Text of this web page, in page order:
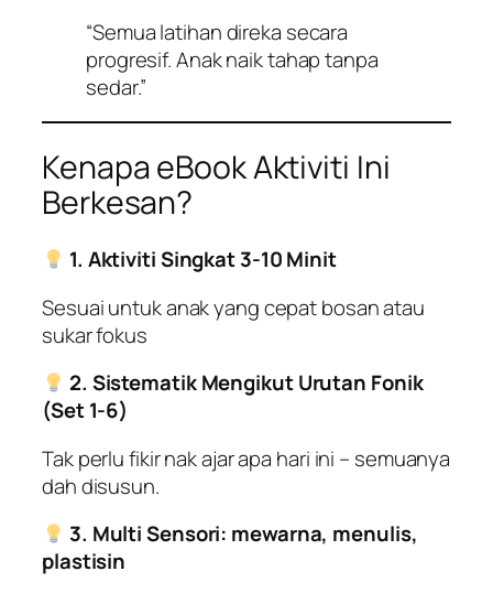
“Semua latihan direka secara
progresif. Anak naik tahap tanpa
sedar.”
Kenapa eBook Aktiviti Ini
Berkesan?
1. Aktiviti Singkat 3-10 Minit
Sesuai untuk anak yang cepat bosan atau
sukar fokus
2. Sistematik Mengikut Urutan Fonik
(Set 1-6)
Tak perlu fikir nak ajar apa hari ini – semuanya
dah disusun.
3. Multi Sensori: mewarna, menulis,
plastisin